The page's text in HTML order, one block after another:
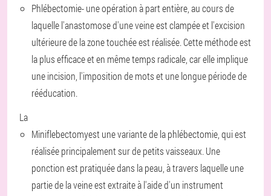
Phlébectomie- une opération à part entière, au cours de
laquelle l'anastomose d'une veine est clampée et l'excision
ultérieure de la zone touchée est réalisée. Cette méthode est
la plus efficace et en même temps radicale, car elle implique
une incision, l'imposition de mots et une longue période de
rééducation.
La
Miniflebectomyest une variante de la phlébectomie, qui est
réalisée principalement sur de petits vaisseaux. Une
ponction est pratiquée dans la peau, à travers laquelle une
partie de la veine est extraite à l'aide d'un instrument